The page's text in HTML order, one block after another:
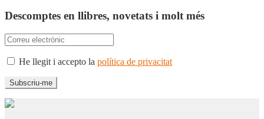
Descomptes en llibres, novetats i molt més
He llegit i accepto la política de privacitat